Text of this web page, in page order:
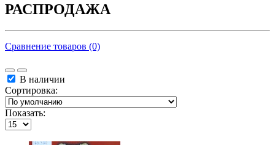
РАСПРОДАЖА
Сравнение товаров (0)
В наличии
Сортировка:
Показать: